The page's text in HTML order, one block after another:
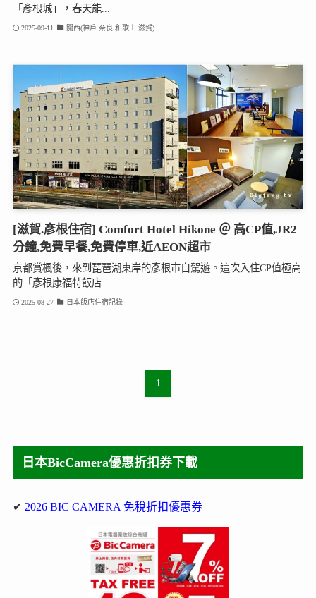
「彥根城」，春天能...
2025-09-11 關西(神戶.奈良.和歌山.滋賀)
[滋賀.彥根住宿] Comfort Hotel Hikone ＠ 高CP值,JR2
分鐘,免費早餐,免費停車,近AEON超市
京都賞楓後，來到琵琶湖東岸的彥根市自駕遊。這次入住CP值極高
的「彥根康福特飯店...
2025-08-27 日本飯店住宿記錄
1
日本BicCamera優惠折扣券下載
✔ 2026 BIC CAMERA 免稅折扣優惠券